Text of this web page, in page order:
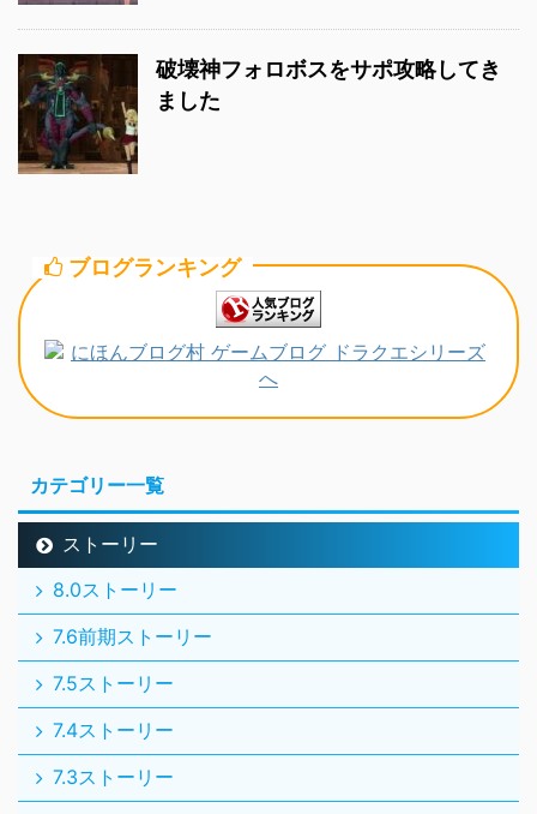
破壊神フォロボスをサポ攻略してき
ました
ブログランキング
カテゴリー一覧
ストーリー
8.0ストーリー
7.6前期ストーリー
7.5ストーリー
7.4ストーリー
7.3ストーリー